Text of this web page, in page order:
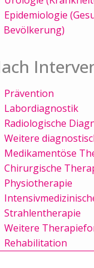
Epidemiologie
Bevölkerung)
Prävention
Labordiagnostik
Radiologische
Weitere
Medikamentöse
Chirurgische
Physiotherapie
Strahlentherapie
Weitere
Rehabilitation